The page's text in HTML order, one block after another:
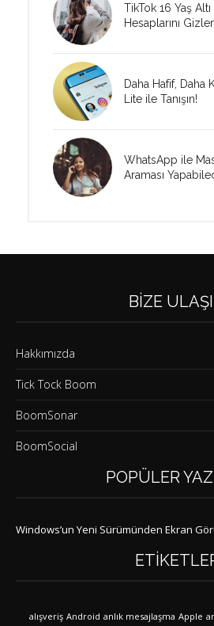
TikTok 16 Yaş Altı
Hesaplarını
Daha Hafif, Daha
Lite ile Tanışın!
WhatsApp ile
Araması
BIZE
Hakkımızda
Tick Tock Boom
BoomSonar
BoomSocial
POPÜLER
Windows’un Yeni Sürümünden Ekran
alışveriş Android anlık mesajlaşma Apple